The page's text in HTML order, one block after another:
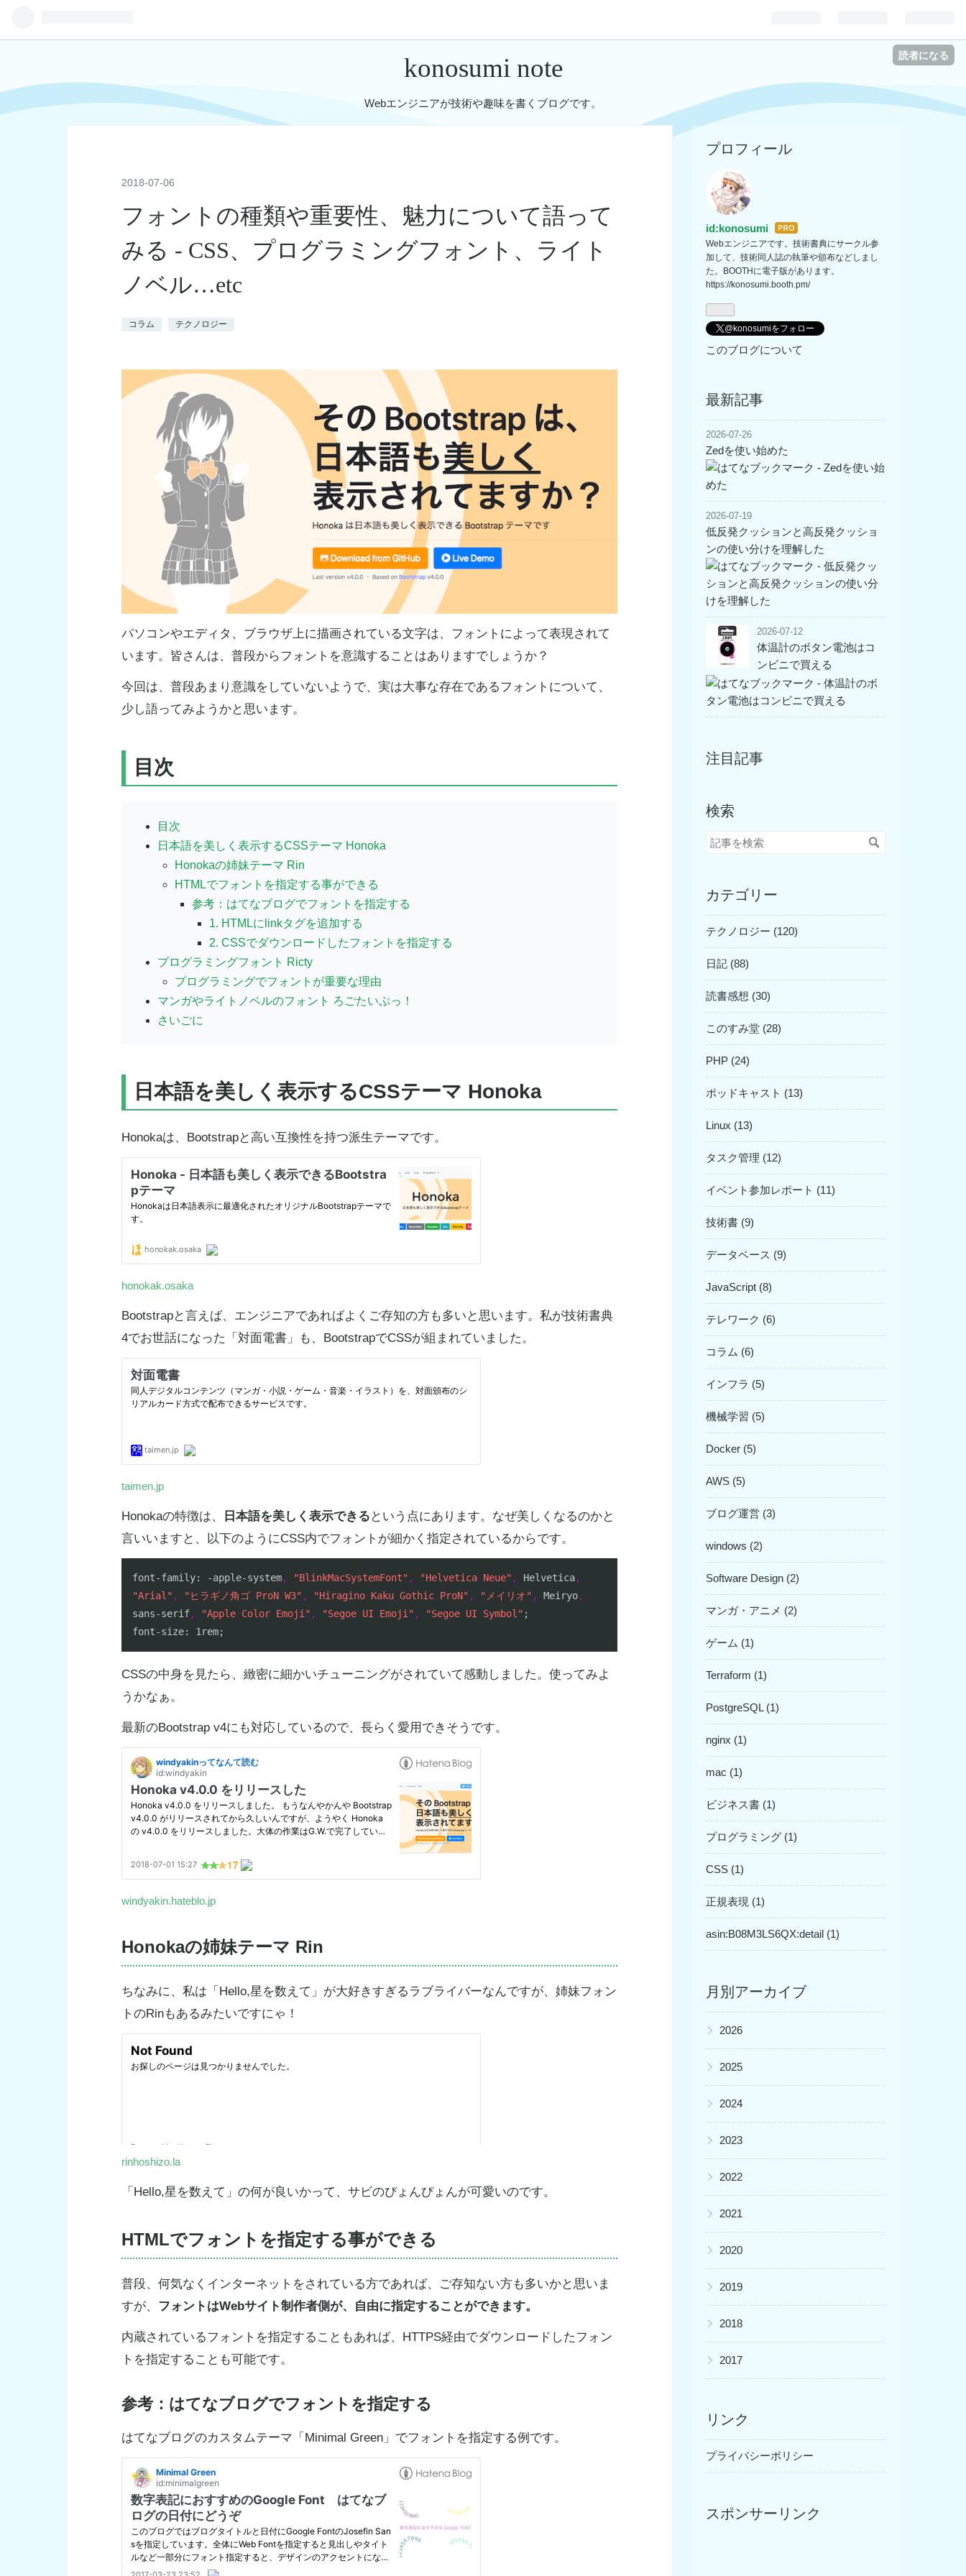
読者になる
konosumi note
Webエンジニアが技術や趣味を書くブログです。
2018-07-06
フォントの種類や重要性、魅力について語って
みる - CSS、プログラミングフォント、ライト
ノベル…etc
コラム テクノロジー
パソコンやエディタ、ブラウザ上に描画されている文字は、フォントによって表現されて
います。皆さんは、普段からフォントを意識することはありますでしょうか？
今回は、普段あまり意識をしていないようで、実は大事な存在であるフォントについて、
少し語ってみようかと思います。
目次
目次
日本語を美しく表示するCSSテーマ Honoka
Honokaの姉妹テーマ Rin
HTMLでフォントを指定する事ができる
参考：はてなブログでフォントを指定する
1. HTMLにlinkタグを追加する
2. CSSでダウンロードしたフォントを指定する
プログラミングフォント Ricty
プログラミングでフォントが重要な理由
マンガやライトノベルのフォント ろごたいぷっ！
さいごに
日本語を美しく表示するCSSテーマ Honoka
Honokaは、Bootstrapと高い互換性を持つ派生テーマです。
honokak.osaka
Bootstrapと言えば、エンジニアであればよくご存知の方も多いと思います。私が技術書典
4でお世話になった「対面電書」も、BootstrapでCSSが組まれていました。
taimen.jp
Honokaの特徴は、 日本語を美しく表示できる という点にあります。なぜ美しくなるのかと
言いいますと、以下のようにCSS内でフォントが細かく指定されているからです。
font-family: -apple-system, "BlinkMacSystemFont" , "Helvetica Neue" , Helvetica,
"Arial" , "ヒラギノ角ゴ ProN W3" , "Hiragino Kaku Gothic ProN" , "メイリオ" , Meiryo,
sans-serif, "Apple Color Emoji" , "Segoe UI Emoji" , "Segoe UI Symbol"
font
CSSの中身を見たら、緻密に細かいチューニングがされていて感動しました。使ってみよ
うかなぁ。
最新のBootstrap v4にも対応しているので、長らく愛用できそうです。
windyakin.hateblo.jp
Honokaの姉妹テーマ Rin
ちなみに、私は「Hello,星を数えて」が大好きすぎるラブライバーなんですが、姉妹フォン
トのRinもあるみたいですにゃ！
rinhoshizo.la
「Hello,星を数えて」の何が良いかって、サビのぴょんぴょんが可愛いのです。
HTMLでフォントを指定する事ができる
普段、何気なくインターネットをされている方であれば、ご存知ない方も多いかと思いま
すが、 フォントはWebサイト制作者側が、自由に指定することができます。
内蔵されているフォントを指定することもあれば、HTTPS経由でダウンロードしたフォン
トを指定することも可能です。
参考：はてなブログでフォントを指定する
はてなブログのカスタムテーマ「Minimal Green」でフォントを指定する例です。
プロフィール
id:konosumi はて
なブ
ログ
Pro
Webエンジニアです。技術書典にサークル参
加して、技術同人誌の執筆や頒布などしまし
た。BOOTHに電子版があります。
https://konosumi.booth.pm/
@konosumiをフォロー
このブログについて
最新記事
2026-07-26
Zedを使い始めた
2026-07-19
低反発クッションと高反発クッショ
ンの使い分けを理解した
2026-07-12
体温計のボタン電池はコ
ンビニで買える
注目記事
検索
カテゴリー
テクノロジー (120)
日記 (88)
読書感想 (30)
このすみ堂 (28)
PHP (24)
ポッドキャスト (13)
Linux (13)
タスク管理 (12)
イベント参加レポート (11)
技術書 (9)
データベース (9)
JavaScript (8)
テレワーク (6)
コラム (6)
インフラ (5)
機械学習 (5)
Docker (5)
AWS (5)
ブログ運営 (3)
windows (2)
Software Design (2)
マンガ・アニメ (2)
ゲーム (1)
Terraform (1)
PostgreSQL (1)
nginx (1)
mac (1)
ビジネス書 (1)
プログラミング (1)
CSS (1)
正規表現 (1)
asin:B08M3LS6QX:detail (1)
月別アーカイブ
▶ 2026
▶ 2025
▶ 2024
▶ 2023
▶ 2022
▶ 2021
▶ 2020
▶ 2019
▶ 2018
▶ 2017
リンク
プライバシーポリシー
スポンサーリンク